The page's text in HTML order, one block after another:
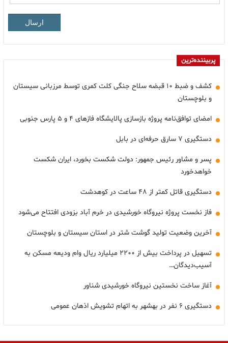
ارسال
پربیننده‌ترین
کشف و ضبط ۱۰ قبضه سلاح جنگی کلت کمری توسط مرزبانی سیستان
و بلوچستان
امضای توافق‌نامه پروژه بازسازی پالایشگاه فازهای ۴ و ۵ پارس جنوبی
دستگیری ۷ سارق حرفه‌ای در بابل
پسر و مشاور رئیس جمهور: دولت شکست بخورد، ایران شکست
خواهدخورد
دستگیری قاتل کمتر از ۴۸ ساعت در کوهدشت
فاز نخست پروژه نیروگاه خورشیدی در خرم آباد بزودی افتتاح می‌شود
آخرین وضعیت تولید گوشت شتر در استان سیستان و بلوچستان
تسهیل در پرداخت بیش از ۲۲۰۰ میلیارد ریال وام ودیعه مسکن به
آسیب‌دیدگان…
آغاز ساخت نخستین نیروگاه خورشیدی شناور
دستگیری ۶ نفر در بهشهر به اتهام تشویش اذهان عمومی